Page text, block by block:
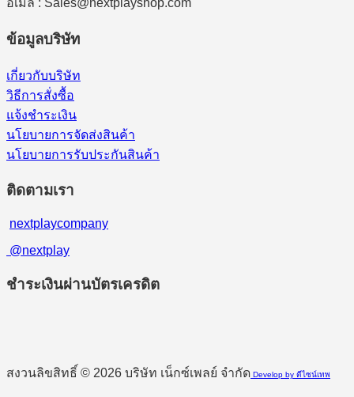
อีเมล : Sales@nextplayshop.com
ข้อมูลบริษัท
เกี่ยวกับบริษัท
วิธีการสั่งซื้อ
แจ้งชำระเงิน
นโยบายการจัดส่งสินค้า
นโยบายการรับประกันสินค้า
ติดตามเรา
nextplaycompany
@nextplay
ชำระเงินผ่านบัตรเครดิต
สงวนลิขสิทธิ์ © 2026 บริษัท เน็กซ์เพลย์ จำกัด Develop by ดีไซน์เทพ